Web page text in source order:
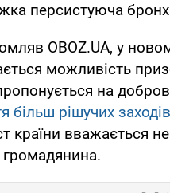
персистуюча
OBOZ.UA, у
можливість
на
більш рішучих заходів
країни вважається